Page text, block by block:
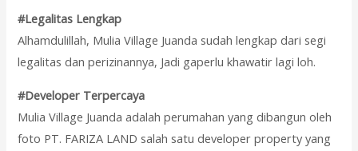
#Legalitas Lengkap
Alhamdulillah, Mulia Village Juanda sudah lengkap dari segi
legalitas dan perizinannya, Jadi gaperlu khawatir lagi loh.
#Developer Terpercaya
Mulia Village Juanda adalah perumahan yang dibangun oleh
foto PT. FARIZA LAND salah satu developer property yang